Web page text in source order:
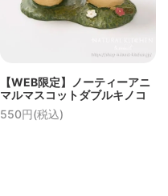
【WEB限定】ノーティーアニ
マルマスコットダブルキノコ
550円(税込)